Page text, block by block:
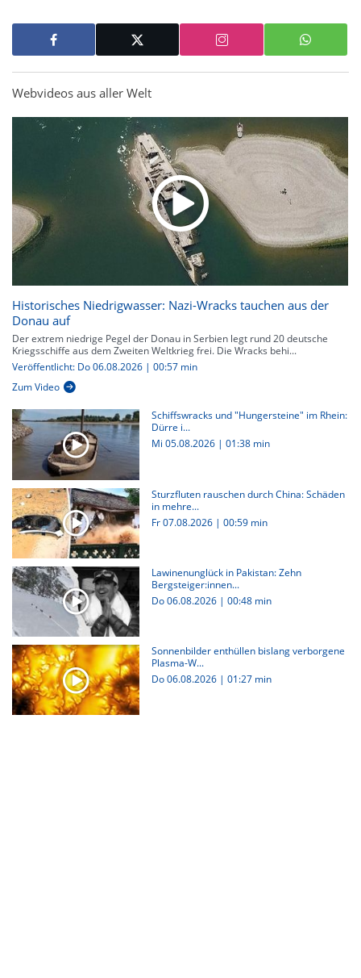
Webvideos aus aller Welt
Historisches Niedrigwasser: Nazi-Wracks tauchen aus der
Donau auf
Der extrem niedrige Pegel der Donau in Serbien legt rund 20 deutsche
Kriegsschiffe aus dem Zweiten Weltkrieg frei. Die Wracks behi...
Veröffentlicht: Do 06.08.2026 | 00:57 min
Zum Video
Schiffswracks und "Hungersteine" im Rhein:
Dürre i...
Mi 05.08.2026 | 01:38 min
Sturzfluten rauschen durch China: Schäden
in mehre...
Fr 07.08.2026 | 00:59 min
Lawinenunglück in Pakistan: Zehn
Bergsteiger:innen...
Do 06.08.2026 | 00:48 min
Sonnenbilder enthüllen bislang verborgene
Plasma-W...
Do 06.08.2026 | 01:27 min